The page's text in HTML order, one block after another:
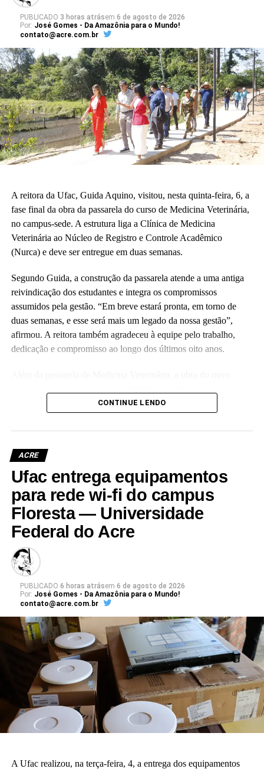
PUBLICADO 3 horas atrásem 6 de agosto de 2026
Por: José Gomes - Da Amazônia para o Mundo!
contato@acre.com.br
A reitora da Ufac, Guida Aquino, visitou, nesta quinta-feira, 6, a
fase final da obra da passarela do curso de Medicina Veterinária,
no campus-sede. A estrutura liga a Clínica de Medicina
Veterinária ao Núcleo de Registro e Controle Acadêmico
(Nurca) e deve ser entregue em duas semanas.
Segundo Guida, a construção da passarela atende a uma antiga
reivindicação dos estudantes e integra os compromissos
assumidos pela gestão. “Em breve estará pronta, em torno de
duas semanas, e esse será mais um legado da nossa gestão”,
afirmou. A reitora também agradeceu à equipe pelo trabalho,
dedicação e compromisso ao longo dos últimos oito anos.
e deve ser entregue em breve.
superior da Ufac.
Leia Mais: UFAC
CONTINUE LENDO
ACRE
Ufac entrega equipamentos
para rede wi-fi do campus
Floresta — Universidade
Federal do Acre
PUBLICADO 6 horas atrásem 6 de agosto de 2026
Por: José Gomes - Da Amazônia para o Mundo!
contato@acre.com.br
A Ufac realizou, na terça-feira, 4, a entrega dos equipamentos